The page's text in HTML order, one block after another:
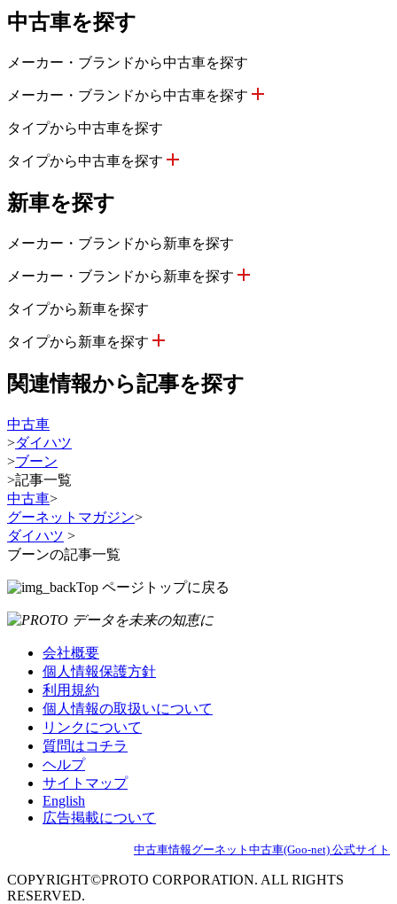
中古車を探す
メーカー・ブランドから中古車を探す
メーカー・ブランドから中古車を探す
タイプから中古車を探す
タイプから中古車を探す
新車を探す
メーカー・ブランドから新車を探す
メーカー・ブランドから新車を探す
タイプから新車を探す
タイプから新車を探す
関連情報から記事を探す
中古車
>ダイハツ
>ブーン
>記事一覧
中古車>
グーネットマガジン>
ダイハツ >
ブーンの記事一覧
ページトップに戻る
会社概要
個人情報保護方針
利用規約
個人情報の取扱いについて
リンクについて
質問はコチラ
ヘルプ
サイトマップ
English
広告掲載について
中古車情報グーネット中古車(Goo-net) 公式サイト
COPYRIGHT©PROTO CORPORATION. ALL RIGHTS
RESERVED.